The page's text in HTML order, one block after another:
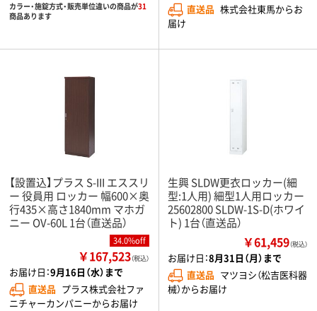
カラー・施錠方式・販売単位違いの商品が31
商品あります
直送品 株式会社東馬からお
届け
【設置込】プラス S-III エススリ
ー 役員用 ロッカー 幅600×奥
行435×高さ1840mm マホガ
ニー OV-60L 1台（直送品）
34.0%off
￥167,523（税込）
お届け日：9月16日（水）まで
直送品 プラス株式会社ファ
ニチャーカンパニーからお届け
生興 SLDW更衣ロッカー(細
型:1人用) 細型1人用ロッカー
25602800 SLDW-1S-D(ホワイ
ト) 1台（直送品）
￥61,459（税込）
お届け日：8月31日（月）まで
直送品 マツヨシ（松吉医科器
械）からお届け